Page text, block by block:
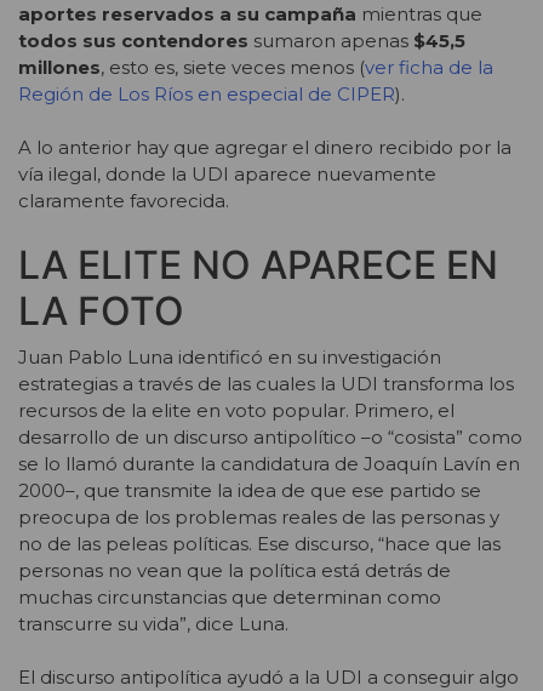
aportes reservados a su campaña mientras que
todos sus contendores sumaron apenas $45,5
millones, esto es, siete veces menos (ver ficha de la
Región de Los Ríos en especial de CIPER).
A lo anterior hay que agregar el dinero recibido por la
vía ilegal, donde la UDI aparece nuevamente
claramente favorecida.
LA ELITE NO APARECE EN
LA FOTO
Juan Pablo Luna identificó en su investigación
estrategias a través de las cuales la UDI transforma los
recursos de la elite en voto popular. Primero, el
desarrollo de un discurso antipolítico –o “cosista” como
se lo llamó durante la candidatura de Joaquín Lavín en
2000–, que transmite la idea de que ese partido se
preocupa de los problemas reales de las personas y
no de las peleas políticas. Ese discurso, “hace que las
personas no vean que la política está detrás de
muchas circunstancias que determinan como
transcurre su vida”, dice Luna.
El discurso antipolítica ayudó a la UDI a conseguir algo